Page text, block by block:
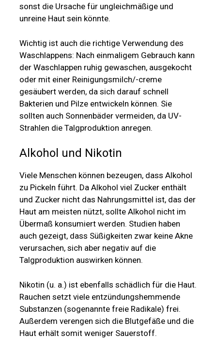
sonst die Ursache für ungleichmäßige und
unreine Haut sein könnte.
Wichtig ist auch die richtige Verwendung des
Waschlappens: Nach einmaligem Gebrauch kann
der Waschlappen ruhig gewaschen, ausgekocht
oder mit einer Reinigungsmilch/-creme
gesäubert werden, da sich darauf schnell
Bakterien und Pilze entwickeln können. Sie
sollten auch Sonnenbäder vermeiden, da UV-
Strahlen die Talgproduktion anregen.
Alkohol und Nikotin
Viele Menschen können bezeugen, dass Alkohol
zu Pickeln führt. Da Alkohol viel Zucker enthält
und Zucker nicht das Nahrungsmittel ist, das der
Haut am meisten nützt, sollte Alkohol nicht im
Übermaß konsumiert werden. Studien haben
auch gezeigt, dass Süßigkeiten zwar keine Akne
verursachen, sich aber negativ auf die
Talgproduktion auswirken können.
Nikotin (u. a.) ist ebenfalls schädlich für die Haut.
Rauchen setzt viele entzündungshemmende
Substanzen (sogenannte freie Radikale) frei.
Außerdem verengen sich die Blutgefäße und die
Haut erhält somit weniger Sauerstoff.